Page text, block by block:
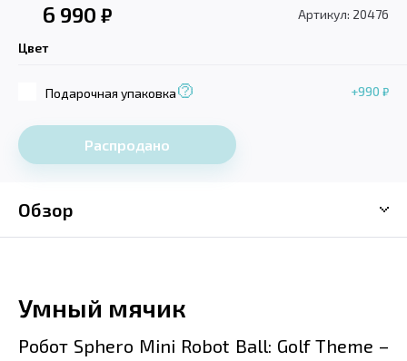
6 990 ₽ Артикул: 20476
Цвет
Подарочная упаковка +990 ₽
Распродано
Обзор
Умный мячик
Робот Sphero Mini Robot Ball: Golf Theme –